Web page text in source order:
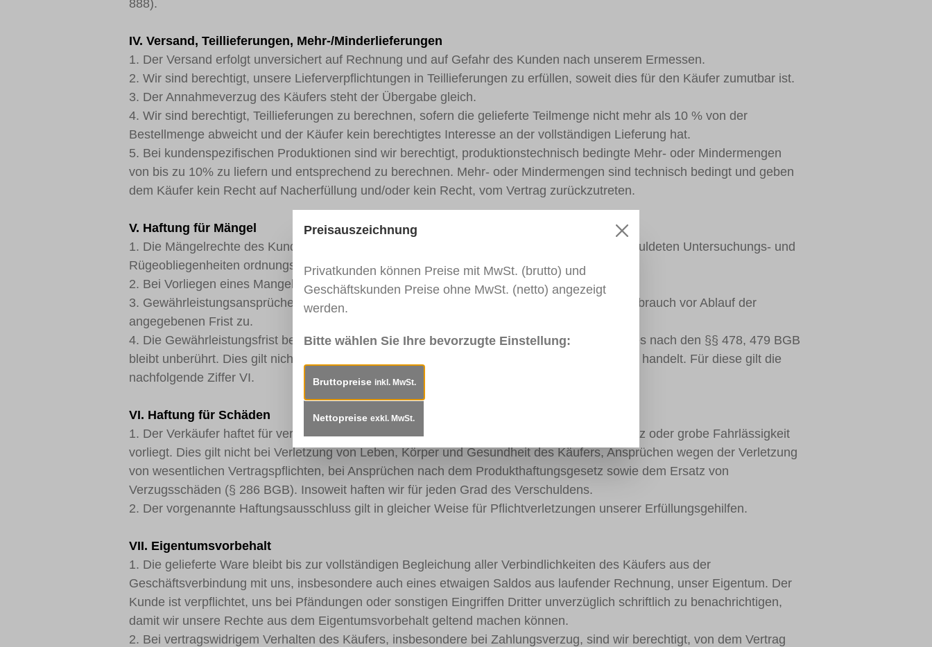
888).
IV. Versand, Teillieferungen, Mehr-/Minderlieferungen
1. Der Versand erfolgt unversichert auf Rechnung und auf Gefahr des Kunden nach unserem Ermessen.
2. Wir sind berechtigt, unsere Lieferverpflichtungen in Teillieferungen zu erfüllen, soweit dies für den Käufer zumutbar ist.
3. Der Annahmeverzug des Käufers steht der Übergabe gleich.
4. Wir sind berechtigt, Teillieferungen zu berechnen, sofern die gelieferte Teilmenge nicht mehr als 10 % von der
Bestellmenge abweicht und der Käufer kein berechtigtes Interesse an der vollständigen Lieferung hat.
5. Bei kundenspezifischen Produktionen sind wir berechtigt, produktionstechnisch bedingte Mehr- oder Mindermengen
von bis zu 10% zu liefern und entsprechend zu berechnen. Mehr- oder Mindermengen sind technisch bedingt und geben
dem Käufer kein Recht auf Nacherfüllung und/oder kein Recht, vom Vertrag zurückzutreten.
V. Haftung für Mängel
1. Die Mängelrechte des Kunden setzten voraus, dass dieser seinen nach § 377 HGB geschuldeten Untersuchungs- und
Rügeobliegenheiten ordnungsgemäß nachkommt.
2. Bei Vorliegen eines Mangels behalten wir uns die Wahl der Art der Nacherfüllung vor.
3. Gewährleistungsansprüche bezüglich verderblicher Waren stehen dem Käufer nur bei Verbrauch vor Ablauf der
angegebenen Frist zu.
4. Die Gewährleistungsfrist beträgt ein Jahr. Die Verjährungsfrist im Fall eines Lieferregresses nach den §§ 478, 479 BGB
bleibt unberührt. Dies gilt nicht, soweit es sich um Schadenersatzansprüche wegen Mängeln handelt. Für diese gilt die
nachfolgende Ziffer VI.
VI. Haftung für Schäden
1. Der Verkäufer haftet für vertragliche Pflichtverletzungen sowie aus Delikt nur, wenn Vorsatz oder grobe Fahrlässigkeit
vorliegt. Dies gilt nicht bei Verletzung von Leben, Körper und Gesundheit des Käufers, Ansprüchen wegen der Verletzung
von wesentlichen Vertragspflichten, bei Ansprüchen nach dem Produkthaftungsgesetz sowie dem Ersatz von
Verzugsschäden (§ 286 BGB). Insoweit haften wir für jeden Grad des Verschuldens.
2. Der vorgenannte Haftungsausschluss gilt in gleicher Weise für Pflichtverletzungen unserer Erfüllungsgehilfen.
VII. Eigentumsvorbehalt
1. Die gelieferte Ware bleibt bis zur vollständigen Begleichung aller Verbindlichkeiten des Käufers aus der
Geschäftsverbindung mit uns, insbesondere auch eines etwaigen Saldos aus laufender Rechnung, unser Eigentum. Der
Kunde ist verpflichtet, uns bei Pfändungen oder sonstigen Eingriffen Dritter unverzüglich schriftlich zu benachrichtigen,
damit wir unsere Rechte aus dem Eigentumsvorbehalt geltend machen können.
2. Bei vertragswidrigem Verhalten des Käufers, insbesondere bei Zahlungsverzug, sind wir berechtigt, von dem Vertrag
Preisauszeichnung
Privatkunden können Preise mit MwSt. (brutto) und
Geschäftskunden Preise ohne MwSt. (netto) angezeigt
werden.
Bitte wählen Sie Ihre bevorzugte Einstellung:
Bruttopreise inkl. MwSt.
Nettopreise exkl. MwSt.